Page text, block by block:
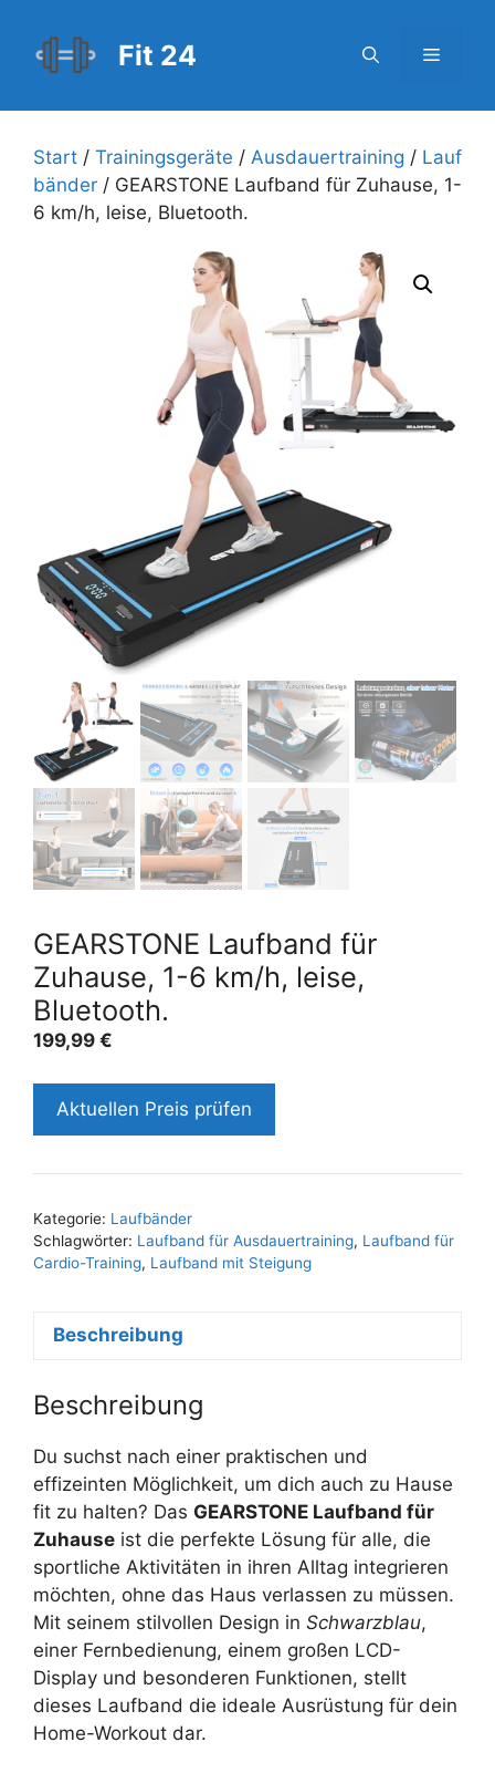
Inhalt
springen
Fit 24 Menü
Start / Trainingsgeräte / Ausdauertraining / Lauf
bänder / GEARSTONE Laufband für Zuhause, 1-
6 km/h, leise, Bluetooth.
GEARSTONE Laufband für
Zuhause, 1-6 km/h, leise,
Bluetooth.
199,99 €
Aktuellen Preis prüfen
Kategorie: Laufbänder
Schlagwörter: Laufband für Ausdauertraining, Laufband für
Cardio-Training, Laufband mit Steigung
Beschreibung
Beschreibung
Du suchst nach einer praktischen und
effizeinten Möglichkeit, um dich auch zu Hause
fit zu halten? Das GEARSTONE Laufband für
Zuhause ist die perfekte Lösung für alle, die
sportliche Aktivitäten in ihren Alltag integrieren
möchten, ohne das Haus verlassen zu müssen.
Mit seinem stilvollen Design in Schwarzblau,
einer Fernbedienung, einem großen LCD-
Display und besonderen Funktionen, stellt
dieses Laufband die ideale Ausrüstung für dein
Home-Workout dar.